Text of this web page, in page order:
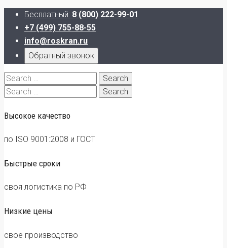
Бесплатный: 8 (800) 222-99-01
+7 (499) 755-88-55
info@roskran.ru
Обратный звонок
Search
for:
Search
Высокое качество
по ISO 9001:2008 и ГОСТ
Быстрые сроки
своя логистика по РФ
Низкие цены
свое производство